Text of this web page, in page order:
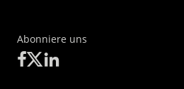
Abonniere uns